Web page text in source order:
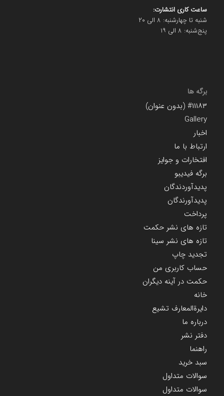
ساعت کاری انتشارت:
شنبه تا چهارشنبه: ۸ الی ۲۰
پنج‌شنبه: ۸ الی ۱۹
برگه ها
#۱۱۱۸۳ (بدون عنوان)
Gallery
اخبار
ارتباط با ما
افتخارات و جوایز
برگه فیدیبو
پدیدآوردندگان
پدیدآورندگان
پرداخت
تازه های نشر حکمت
تازه های نشر سینا
تجدید چاپ
حساب کاربری من
حکمت در آینه دیگران
خانه
دایرة‌المعارف تشیع
درباره ما
دفتر نشر
راهنما
سبد خرید
سوالات متداول
سوالات متداول